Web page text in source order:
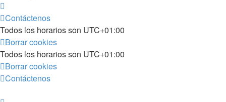
Contáctenos
Todos los horarios son UTC+01:00
Borrar cookies
Todos los horarios son UTC+01:00
Borrar cookies
Contáctenos